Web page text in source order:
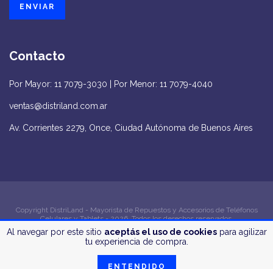
Al navegar por este sitio aceptás el uso de cookiespara agilizar
tu experiencia de compra.
ENTENDIDO
Contacto
Por Mayor: 11 7079-3030 | Por Menor: 11 7079-4040
ventas@distriland.com.ar
Av. Corrientes 2279, Once, Ciudad Autónoma de Buenos Aires
Copyright DistriLand - Mayorista de Repuestos y Accesorios de Teléfonos
Celulares y Tablets - 2026. Todos los derechos reservados.
Defensa de las y los consumidores. Para reclamosingrese aquí